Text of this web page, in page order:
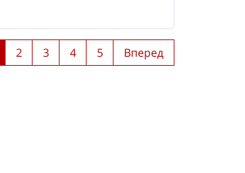
2 3 4 5 Вперед